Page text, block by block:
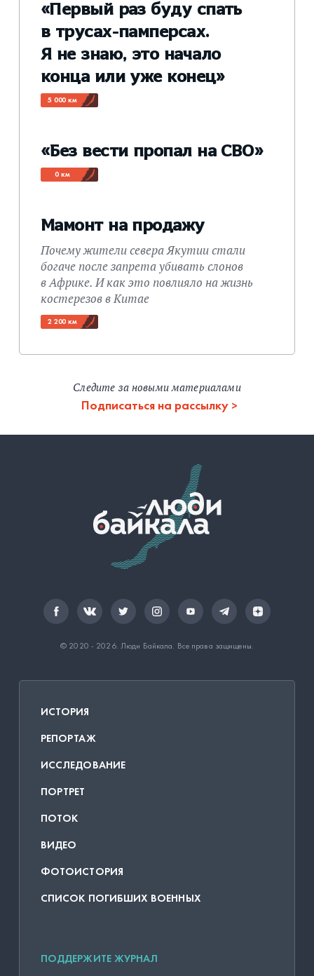
«Первый раз буду спать
в трусах-памперсах.
Я не знаю, это начало
конца или уже конец»
5 000 км
«Без вести пропал на СВО»
0 км
Мамонт на продажу
Почему жители севера Якутии стали
богаче после запрета убивать слонов
в Африке. И как это повлияло на жизнь
костерезов в Китае
2 200 км
Следите за новыми материалами
Подписаться на рассылку
© 2020 - 2026. Люди Байкала. Все права защищены.
ИСТОРИЯ
РЕПОРТАЖ
ИССЛЕДОВАНИЕ
ПОРТРЕТ
ПОТОК
ВИДЕО
ФОТОИСТОРИЯ
СПИСОК ПОГИБШИХ ВОЕННЫХ
ПОДДЕРЖИТЕ ЖУРНАЛ